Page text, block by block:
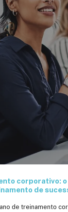
corporativo:
de
de treinamento